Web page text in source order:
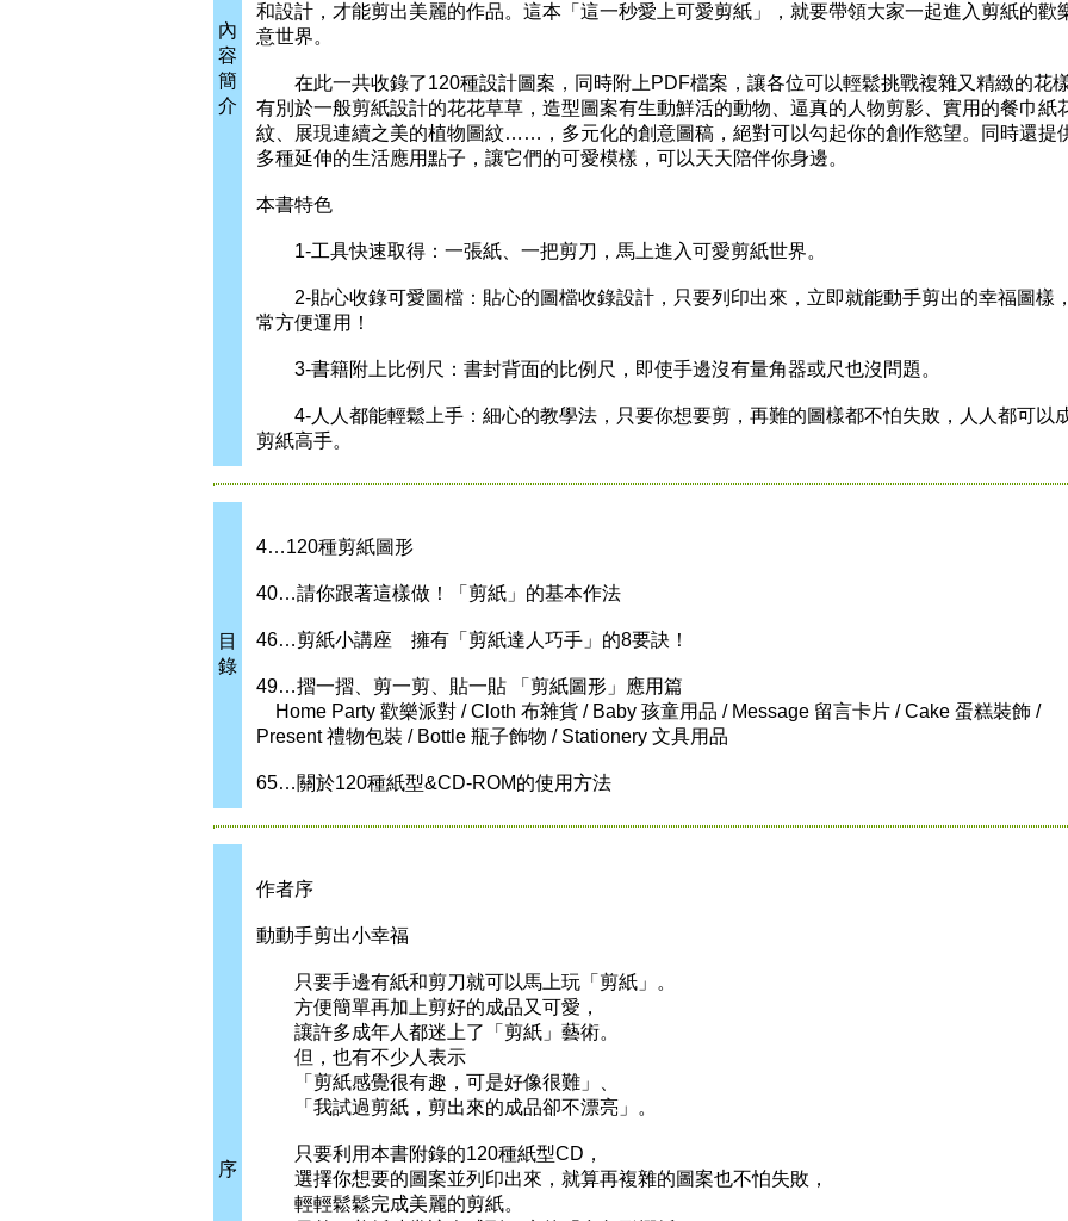
內
容
簡
介
和設計，才能剪出美麗的作品。這本「這一秒愛上可愛剪紙」，就要帶領大家一起進入剪紙的歡
意世界。
在此一共收錄了120種設計圖案，同時附上PDF檔案，讓各位可以輕鬆挑戰複雜又精緻的花
有別於一般剪紙設計的花花草草，造型圖案有生動鮮活的動物、逼真的人物剪影、實用的餐巾紙
紋、展現連續之美的植物圖紋……，多元化的創意圖稿，絕對可以勾起你的創作慾望。同時還提
多種延伸的生活應用點子，讓它們的可愛模樣，可以天天陪伴你身邊。
本書特色
1-工具快速取得：一張紙、一把剪刀，馬上進入可愛剪紙世界。
2-貼心收錄可愛圖檔：貼心的圖檔收錄設計，只要列印出來，立即就能動手剪出的幸福圖樣
常方便運用！
3-書籍附上比例尺：書封背面的比例尺，即使手邊沒有量角器或尺也沒問題。
4-人人都能輕鬆上手：細心的教學法，只要你想要剪，再難的圖樣都不怕失敗，人人都可以
剪紙高手。
目
錄
4…120種剪紙圖形
40…請你跟著這樣做！「剪紙」的基本作法
46…剪紙小講座 擁有「剪紙達人巧手」的8要訣！
49…摺一摺、剪一剪、貼一貼 「剪紙圖形」應用篇
Home Party 歡樂派對 / Cloth 布雜貨 / Baby 孩童用品 / Message 留言卡片 / Cake 蛋糕裝飾 /
Present 禮物包裝 / Bottle 瓶子飾物 / Stationery 文具用品
65…關於120種紙型&CD-ROM的使用方法
序
作者序
動動手剪出小幸福
只要手邊有紙和剪刀就可以馬上玩「剪紙」。
方便簡單再加上剪好的成品又可愛，
讓許多成年人都迷上了「剪紙」藝術。
但，也有不少人表示
「剪紙感覺很有趣，可是好像很難」、
「我試過剪紙，剪出來的成品卻不漂亮」。
只要利用本書附錄的120種紙型CD，
選擇你想要的圖案並列印出來，就算再複雜的圖案也不怕失敗，
輕輕鬆鬆完成美麗的剪紙。